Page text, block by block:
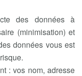
des données à
(minimisation) et
données vous est
: vos nom, adresse